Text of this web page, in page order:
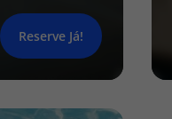
Reserve Já!